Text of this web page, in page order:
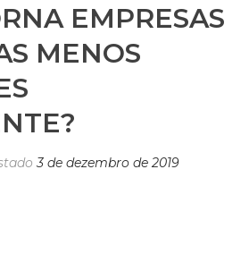
EMPRESAS
MENOS
3 de dezembro de 2019